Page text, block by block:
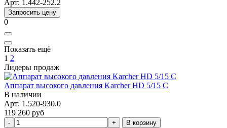
Арт: 1.442-252.2
Запросить цену
0
Показать ещё
1 2
Лидеры продаж
Аппарат высокого давления Karcher HD 5/15 C
В наличии
Арт: 1.520-930.0
119 260 руб
В корзину